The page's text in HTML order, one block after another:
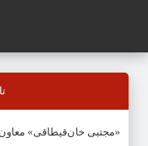
«مجتبی خان‌قیطاقی»